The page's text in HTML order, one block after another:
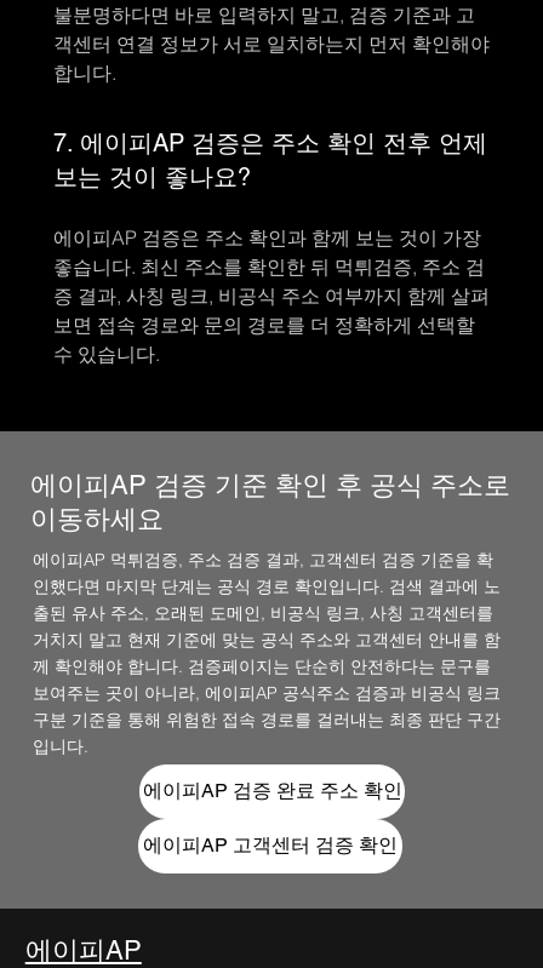
불분명하다면 바로 입력하지 말고, 검증 기준과 고
객센터 연결 정보가 서로 일치하는지 먼저 확인해야
합니다.
7. 에이피AP 검증은 주소 확인 전후 언제
보는 것이 좋나요?
에이피AP 검증은 주소 확인과 함께 보는 것이 가장
좋습니다. 최신 주소를 확인한 뒤 먹튀검증, 주소 검
증 결과, 사칭 링크, 비공식 주소 여부까지 함께 살펴
보면 접속 경로와 문의 경로를 더 정확하게 선택할
수 있습니다.
에이피AP 검증 기준 확인 후 공식 주소로
이동하세요
에이피AP 먹튀검증, 주소 검증 결과, 고객센터 검증 기준을 확
인했다면 마지막 단계는 공식 경로 확인입니다. 검색 결과에 노
출된 유사 주소, 오래된 도메인, 비공식 링크, 사칭 고객센터를
거치지 말고 현재 기준에 맞는 공식 주소와 고객센터 안내를 함
께 확인해야 합니다. 검증페이지는 단순히 안전하다는 문구를
보여주는 곳이 아니라, 에이피AP 공식주소 검증과 비공식 링크
구분 기준을 통해 위험한 접속 경로를 걸러내는 최종 판단 구간
입니다.
에이피AP 검증 완료 주소 확인
에이피AP 고객센터 검증 확인
에이피AP